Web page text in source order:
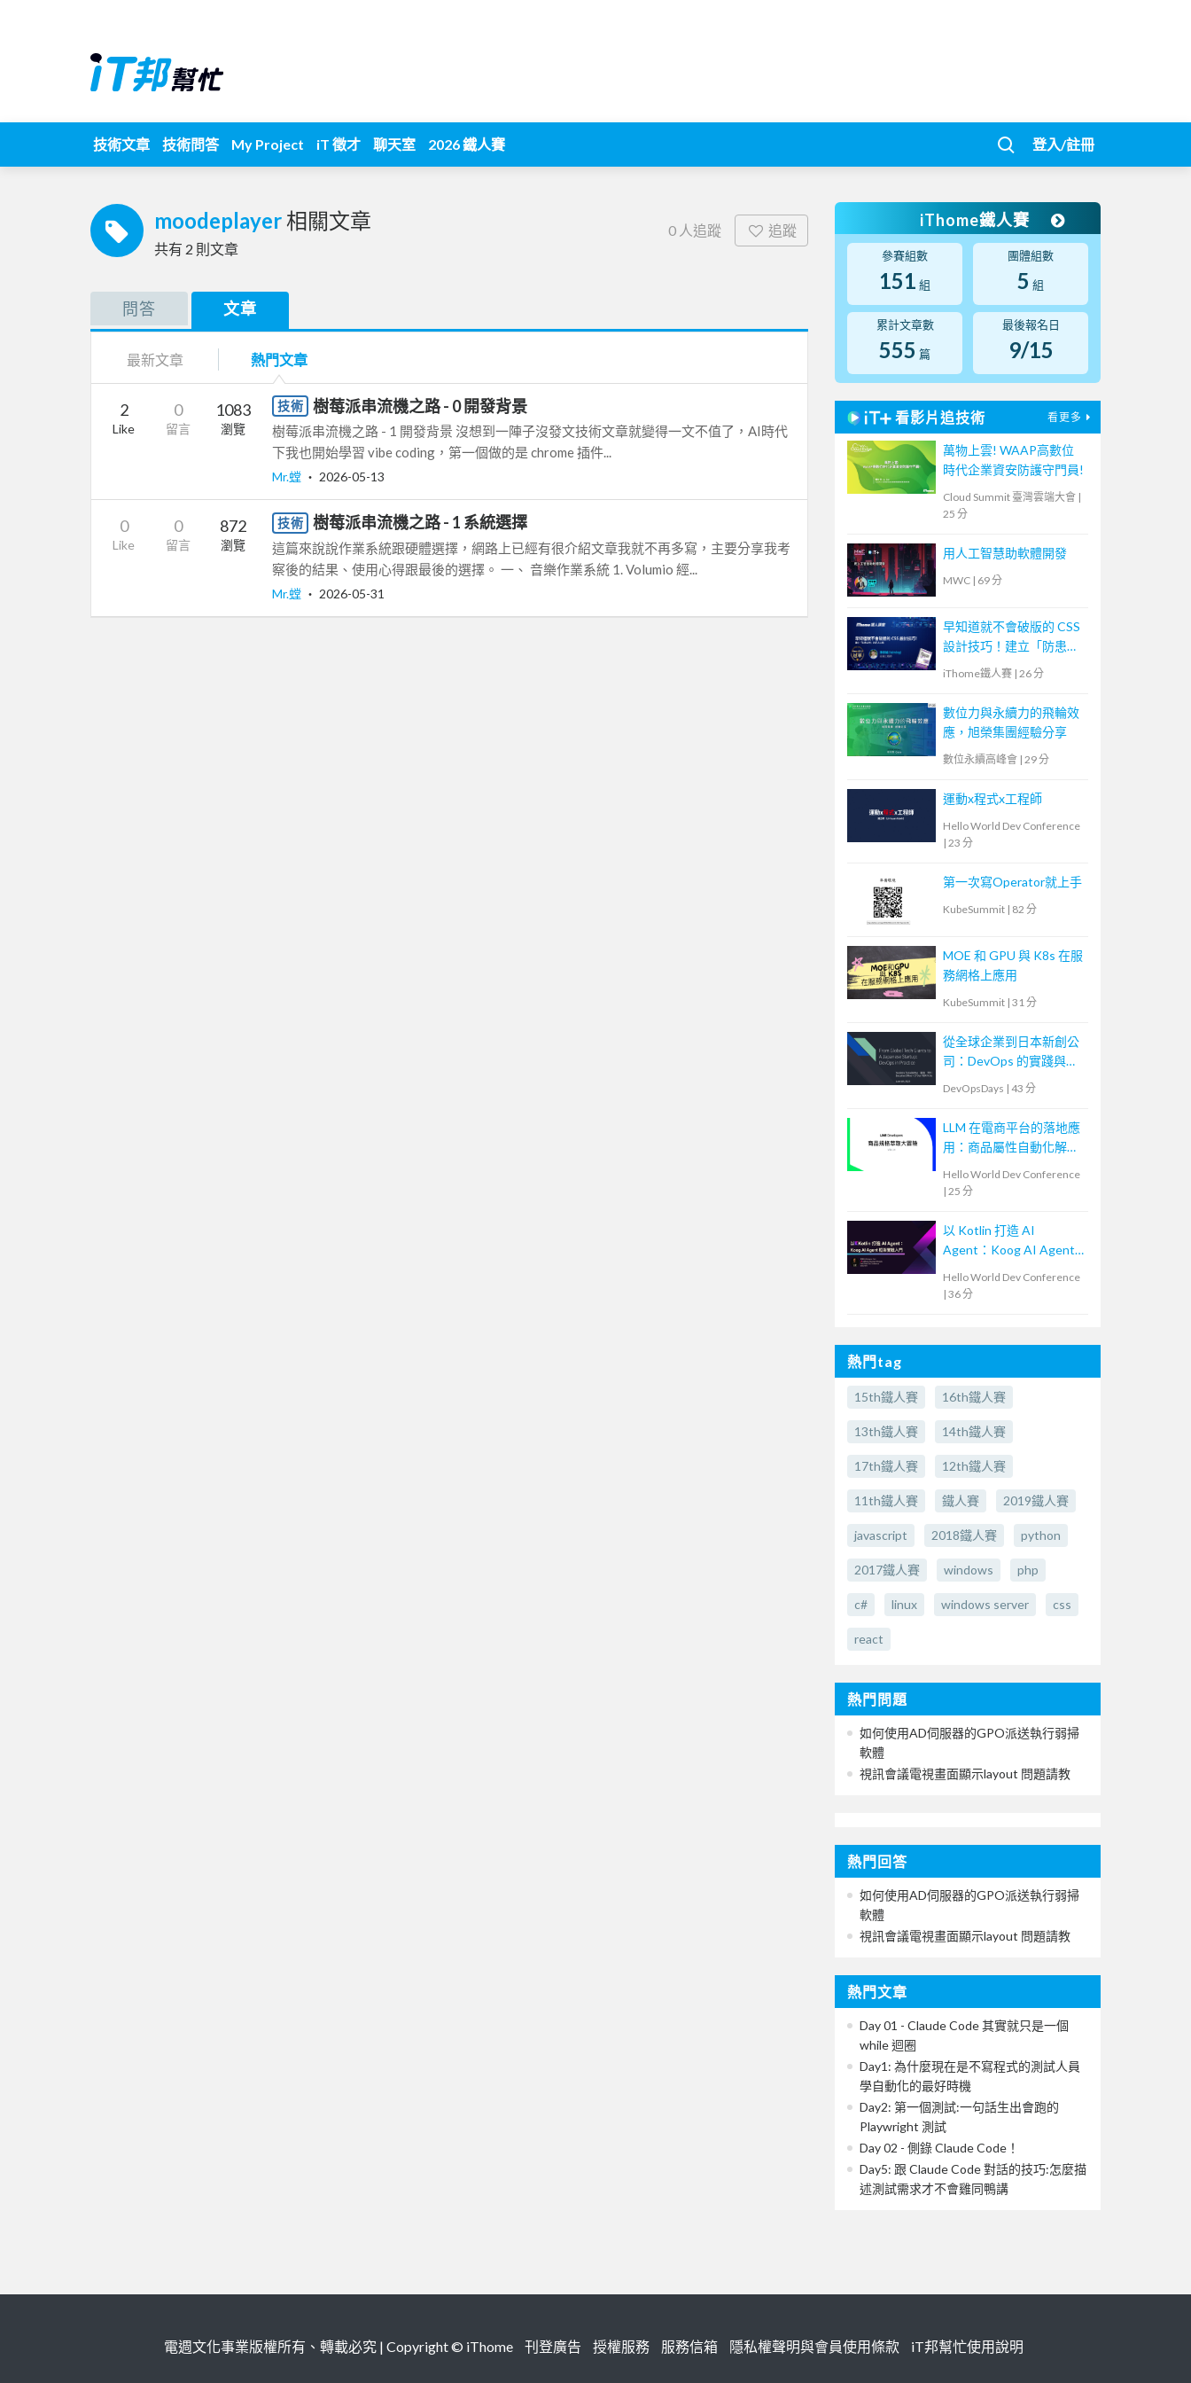
技術文章 技術問答 My Project iT 徵才 聊天室 2026 鐵人賽 登入/註冊
moodeplayer 相關文章
共有 2 則文章
0 人追蹤 追蹤
問答 文章
最新文章 熱門文章
2
Like
0
留言
1083
瀏覽
技術 樹莓派串流機之路 - 0 開發背景
樹莓派串流機之路 - 1 開發背景 沒想到一陣子沒發文技術文章就變得一文不值了，AI時代
下我也開始學習 vibe coding，第一個做的是 chrome 插件...
Mr.螳 ‧ 2026-05-13
0
Like
0
留言
872
瀏覽
技術 樹莓派串流機之路 - 1 系統選擇
這篇來說說作業系統跟硬體選擇，網路上已經有很介紹文章我就不再多寫，主要分享我考
察後的結果、使用心得跟最後的選擇。 一、 音樂作業系統 1. Volumio 經...
Mr.螳 ‧ 2026-05-31
iThome鐵人賽
參賽組數
151 組
團體組數
5 組
累計文章數
555 篇
最後報名日
9/15
看影片追技術 看更多
萬物上雲! WAAP高數位
時代企業資安防護守門員!
Cloud Summit 臺灣雲端大會 |
25 分
用人工智慧助軟體開發
MWC | 69 分
早知道就不會破版的 CSS
設計技巧！建立「防患未
然」的匠人心態
iThome鐵人賽 | 26 分
數位力與永續力的飛輪效
應，旭榮集團經驗分享
數位永續高峰會 | 29 分
運動x程式x工程師
Hello World Dev Conference
| 23 分
第一次寫Operator就上手
KubeSummit | 82 分
MOE 和 GPU 與 K8s 在服
務網格上應用
KubeSummit | 31 分
從全球企業到日本新創公
司：DevOps 的實踐與調
DevOpsDays | 43 分
LLM 在電商平台的落地應
用：商品屬性自動化解決
Hello World Dev Conference
| 25 分
以 Kotlin 打造 AI
Agent：Koog AI Agent
Hello World Dev Conference
| 36 分
熱門tag
15th鐵人賽 16th鐵人賽
13th鐵人賽 14th鐵人賽
17th鐵人賽 12th鐵人賽
11th鐵人賽 鐵人賽 2019鐵人賽
javascript 2018鐵人賽 python
2017鐵人賽 windows php
c# linux windows server css
react
熱門問題
如何使用AD伺服器的GPO派送執行弱掃
軟體
視訊會議電視畫面顯示layout 問題請教
熱門回答
如何使用AD伺服器的GPO派送執行弱掃
軟體
視訊會議電視畫面顯示layout 問題請教
熱門文章
Day 01 - Claude Code 其實就只是一個
while 迴圈
Day1: 為什麼現在是不寫程式的測試人員
學自動化的最好時機
Day2: 第一個測試:一句話生出會跑的
Playwright 測試
Day 02 - 側錄 Claude Code！
Day5: 跟 Claude Code 對話的技巧:怎麼描
述測試需求才不會雞同鴨講
電週文化事業版權所有、轉載必究 | Copyright © iThome 刊登廣告 授權服務 服務信箱 隱私權聲明與會員使用條款 iT邦幫忙使用說明